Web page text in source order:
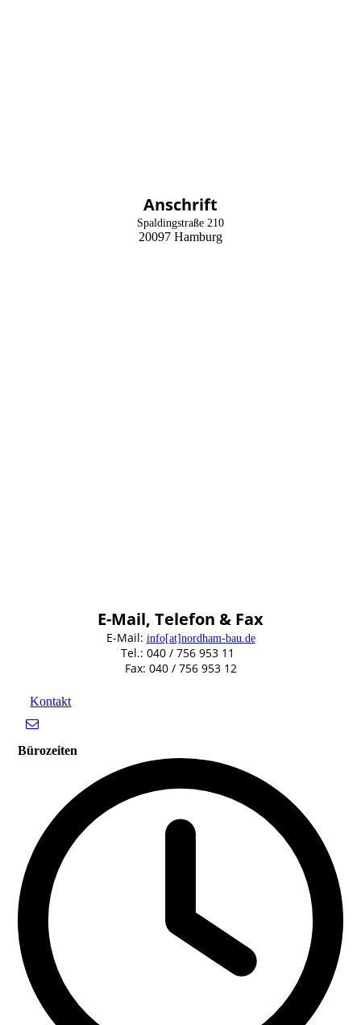
Anschrift
Spaldingstraße 210
20097 Hamburg
E-Mail, Telefon & Fax
E-Mail: info[at]nordham-bau.de
Tel.: 040 / 756 953 11
Fax: 040 / 756 953 12
Kontakt
Bürozeiten